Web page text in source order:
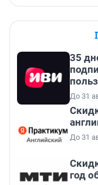
35
До 31
До 31
год